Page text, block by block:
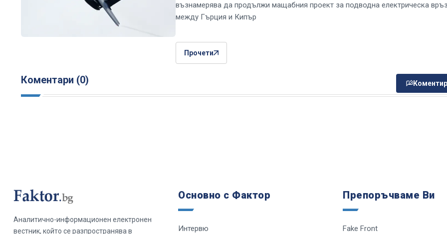
възнамерява да продължи мащабния проект за подводна електрическа
между Гърция и Кипър
Прочети
Коментари (0)
Аналитично-информационен електронен
вестник, който се разпространява в
Основно с Фактор
Интервю
Препоръчваме Ви
Fake Front